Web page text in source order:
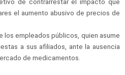
el aumento abusivo de precios de
los empleados públicos, quien asume
a sus afiliados, ante la ausencia
de medicamentos.